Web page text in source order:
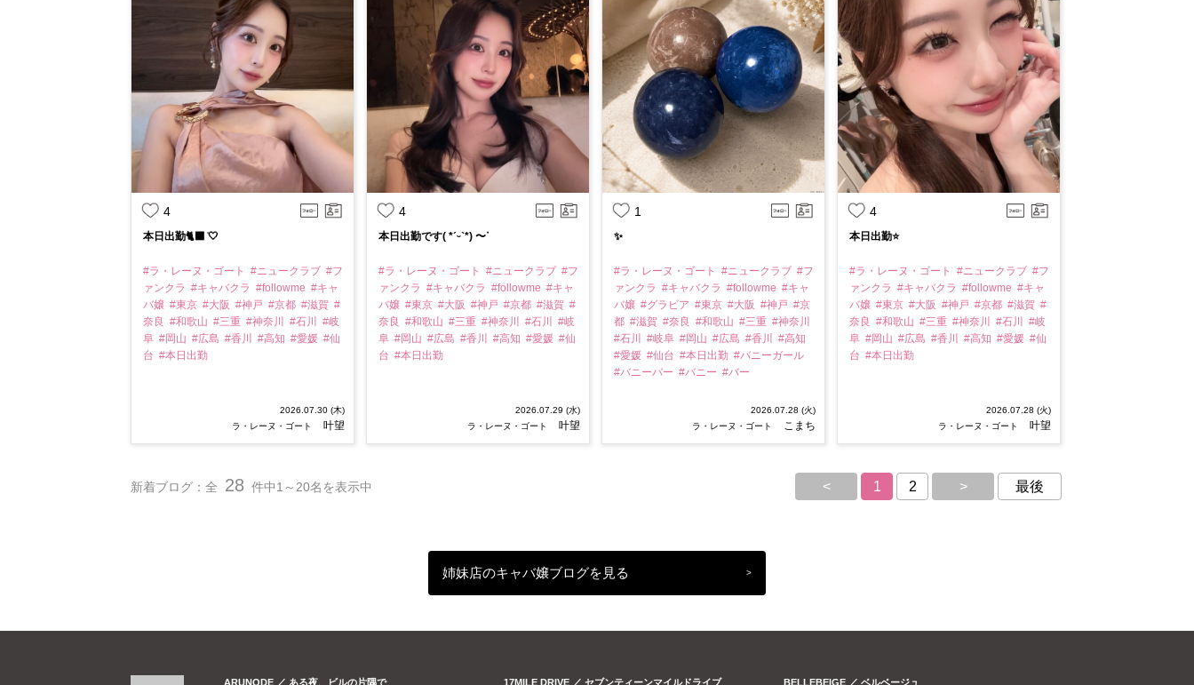
4
本日出勤🐈‍⬛ ͗︎🤍
#ラ・レーヌ・ゴート #ニュークラブ #フ
ァンクラ #キャバクラ #followme #キャ
バ嬢 #東京 #大阪 #神戸 #京都 #滋賀 #
奈良 #和歌山 #三重 #神奈川 #石川
#岐
阜 #岡山 #広島 #香川 #高知 #愛媛 #仙
台 #本日出勤
2026.07.30 (木)
ラ・レーヌ・ゴート
叶望
4
本日出勤です( *ˊᵕˋ*) 〜ᐝ
#ラ・レーヌ・ゴート #ニュークラブ #フ
ァンクラ #キャバクラ #followme #キャ
バ嬢 #東京 #大阪 #神戸 #京都 #滋賀 #
奈良 #和歌山 #三重 #神奈川 #石川
#岐
阜 #岡山 #広島 #香川 #高知 #愛媛 #仙
台 #本日出勤
2026.07.29 (水)
ラ・レーヌ・ゴート
叶望
1
✨
#ラ・レーヌ・ゴート #ニュークラブ #フ
ァンクラ #キャバクラ #followme #キャ
バ嬢 #グラビア #東京 #大阪 #神戸 #京
都 #滋賀 #奈良 #和歌山 #三重 #神奈川
#石川
#岐阜 #岡山 #広島 #香川
#高知
#愛媛 #仙台 #本日出勤 #バニーガール
#バニーバー #バニー #バー
2026.07.28 (火)
ラ・レーヌ・ゴート
こまち
4
本日出勤⭐️
#ラ・レーヌ・ゴート #ニュークラブ #フ
ァンクラ #キャバクラ #followme #キャ
バ嬢 #東京 #大阪 #神戸 #京都 #滋賀 #
奈良 #和歌山 #三重 #神奈川 #石川
#岐
阜 #岡山 #広島 #香川 #高知 #愛媛 #仙
台 #本日出勤
2026.07.28 (火)
ラ・レーヌ・ゴート
叶望
新着ブログ：全 28 件中1～20名を表示中 < 1 2 > 最後
姉妹店のキャバ嬢ブログを見る >
ARUNODE ／ ある夜、ビルの片隅で 17MILE DRIVE ／ セブンティーンマイルドライブ BELLEBEIGE ／ ベルベージュ